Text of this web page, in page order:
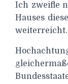
Ich zweifle
Hauses
weiterreicht.